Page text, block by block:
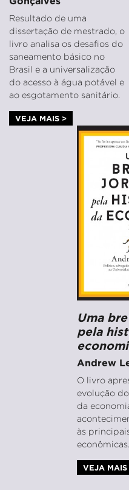
Resultado de uma
dissertação de mestrado, o
livro analisa os desafios do
saneamento básico no
Brasil e a universalização
do acesso à água potável e
ao esgotamento sanitário.
VEJA MAIS >
Uma
pela
Andrew
O livro
evolução
da
às
econômicas.
VEJA MAIS